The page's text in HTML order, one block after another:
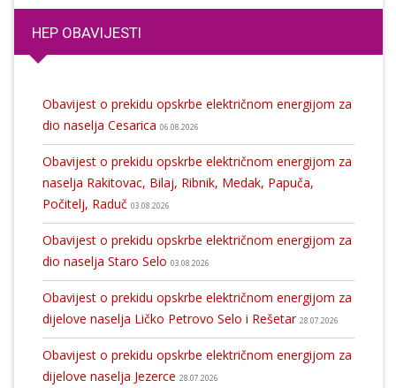
HEP OBAVIJESTI
Obavijest o prekidu opskrbe električnom energijom za
dio naselja Cesarica 06.08.2026
Obavijest o prekidu opskrbe električnom energijom za
naselja Rakitovac, Bilaj, Ribnik, Medak, Papuča,
Počitelj, Raduč 03.08.2026
Obavijest o prekidu opskrbe električnom energijom za
dio naselja Staro Selo 03.08.2026
Obavijest o prekidu opskrbe električnom energijom za
dijelove naselja Ličko Petrovo Selo i Rešetar 28.07.2026
Obavijest o prekidu opskrbe električnom energijom za
dijelove naselja Jezerce 28.07.2026